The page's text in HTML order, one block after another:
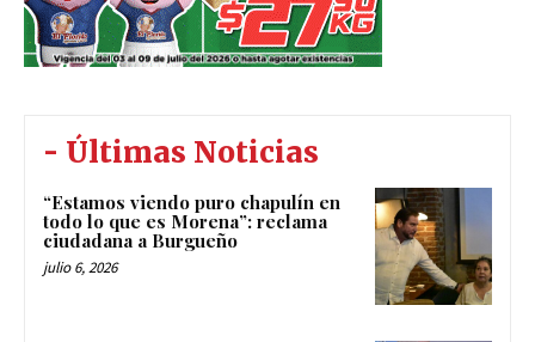
- Últimas Noticias
“Estamos viendo puro chapulín en
todo lo que es Morena”: reclama
ciudadana a Burgueño
julio 6, 2026